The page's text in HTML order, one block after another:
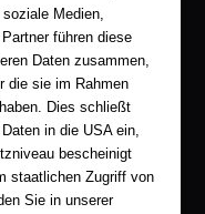
Medien,
führen diese
Daten zusammen,
die sie im Rahmen
Dies schließt
in die USA ein,
bescheinigt
staatlichen Zugriff von
Sie in unserer